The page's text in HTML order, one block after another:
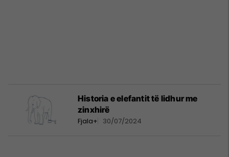
Historia e elefantit të lidhur me
zinxhirë
Fjala+ 30/07/2024